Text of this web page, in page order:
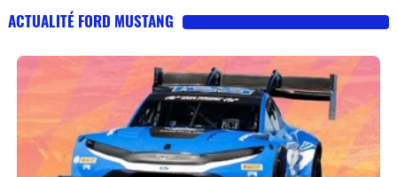
ACTUALITÉ FORD MUSTANG